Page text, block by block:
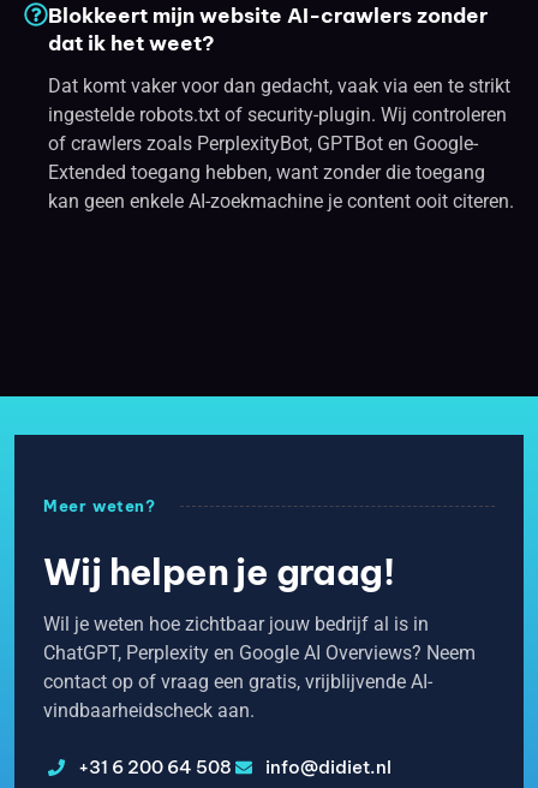
Blokkeert mijn website AI-crawlers zonder
dat ik het weet?
Dat komt vaker voor dan gedacht, vaak via een te strikt
ingestelde robots.txt of security-plugin. Wij controleren
of crawlers zoals PerplexityBot, GPTBot en Google-
Extended toegang hebben, want zonder die toegang
kan geen enkele AI-zoekmachine je content ooit citeren.
Meer weten?
Wij helpen je graag!
Wil je weten hoe zichtbaar jouw bedrijf al is in
ChatGPT, Perplexity en Google AI Overviews? Neem
contact op of vraag een gratis, vrijblijvende AI-
vindbaarheidscheck aan.
+31 6 200 64 508 info@didiet.nl